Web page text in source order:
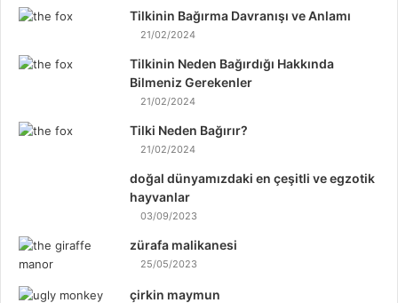
Tilkinin Bağırma Davranışı ve Anlamı
21/02/2024
Tilkinin Neden Bağırdığı Hakkında
Bilmeniz Gerekenler
21/02/2024
Tilki Neden Bağırır?
21/02/2024
doğal dünyamızdaki en çeşitli ve egzotik
hayvanlar
03/09/2023
zürafa malikanesi
25/05/2023
çirkin maymun